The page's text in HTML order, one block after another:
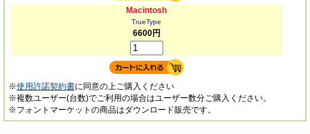
Macintosh
TrueType
6600円
※使用許諾契約書に同意の上ご購入ください
※複数ユーザー(台数)でご利用の場合はユーザー数分ご購入ください。
※フォントマーケットの商品はダウンロード販売です。